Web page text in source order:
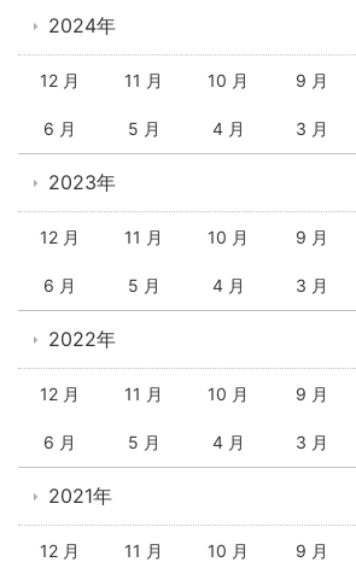
2024年
12 月 11 月 10 月 9 月
6 月 5 月 4 月 3 月
2023年
12 月 11 月 10 月 9 月
6 月 5 月 4 月 3 月
2022年
12 月 11 月 10 月 9 月
6 月 5 月 4 月 3 月
2021年
12 月 11 月 10 月 9 月